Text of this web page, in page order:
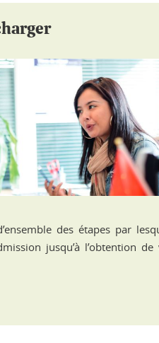
des étapes par
jusqu’à l’obtention